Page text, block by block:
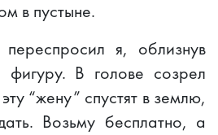
в пустыне.
я, облизнув
фигуру. В голове созрел
“жену” спустят в землю,
Возьму бесплатно, а